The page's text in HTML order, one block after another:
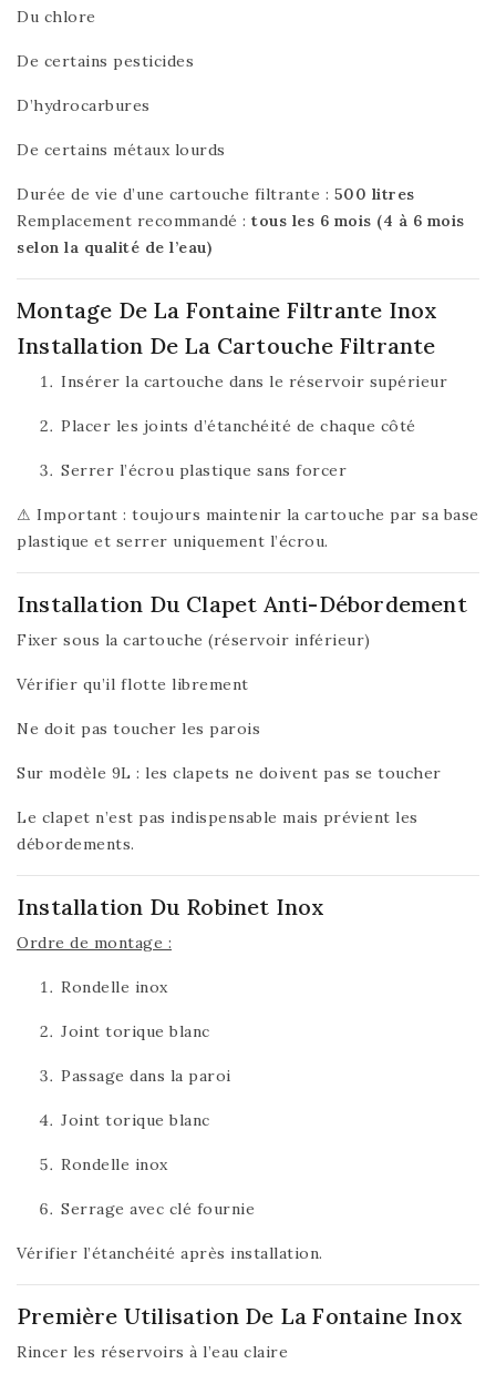
Du chlore
De certains pesticides
D’hydrocarbures
De certains métaux lourds
Durée de vie d’une cartouche filtrante : 500 litres
Remplacement recommandé : tous les 6 mois (4 à 6 mois
selon la qualité de l’eau)
Montage De La Fontaine Filtrante Inox
Installation De La Cartouche Filtrante
Insérer la cartouche dans le réservoir supérieur
Placer les joints d’étanchéité de chaque côté
Serrer l’écrou plastique sans forcer
⚠ Important : toujours maintenir la cartouche par sa base
plastique et serrer uniquement l’écrou.
Installation Du Clapet Anti-Débordement
Fixer sous la cartouche (réservoir inférieur)
Vérifier qu’il flotte librement
Ne doit pas toucher les parois
Sur modèle 9L : les clapets ne doivent pas se toucher
Le clapet n’est pas indispensable mais prévient les
débordements.
Installation Du Robinet Inox
Ordre de montage :
Rondelle inox
Joint torique blanc
Passage dans la paroi
Joint torique blanc
Rondelle inox
Serrage avec clé fournie
Vérifier l’étanchéité après installation.
Première Utilisation De La Fontaine Inox
Rincer les réservoirs à l’eau claire